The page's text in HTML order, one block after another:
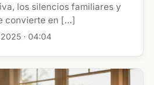
los silencios familiares y
convierte en […]
2025 · 04:04